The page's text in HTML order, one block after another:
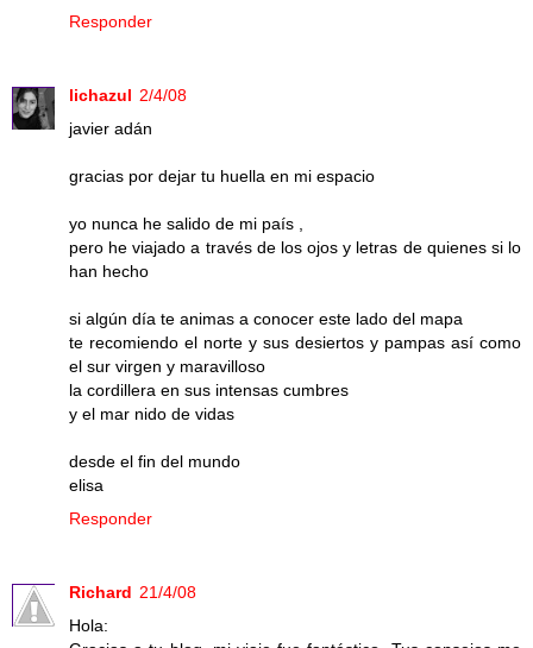
Responder
lichazul 2/4/08
javier adán
gracias por dejar tu huella en mi espacio
yo nunca he salido de mi país ,
pero he viajado a través de los ojos y letras de quienes si lo
han hecho
si algún día te animas a conocer este lado del mapa
te recomiendo el norte y sus desiertos y pampas así como
el sur virgen y maravilloso
la cordillera en sus intensas cumbres
y el mar nido de vidas
desde el fin del mundo
elisa
Responder
Richard 21/4/08
Hola: